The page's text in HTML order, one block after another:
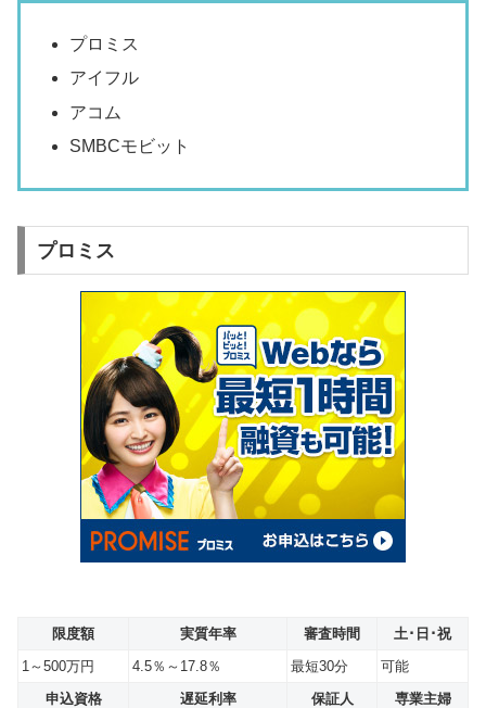
プロミス
アイフル
アコム
SMBCモビット
プロミス
限度額 実質年率 審査時間
土･日･祝
1～500万円
4.5％～17.8％ 最短30分
可能
申込資格
遅延利率 保証人 専業主婦